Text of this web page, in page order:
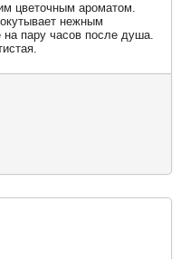
цветочным ароматом.
нежным
пару часов после душа.